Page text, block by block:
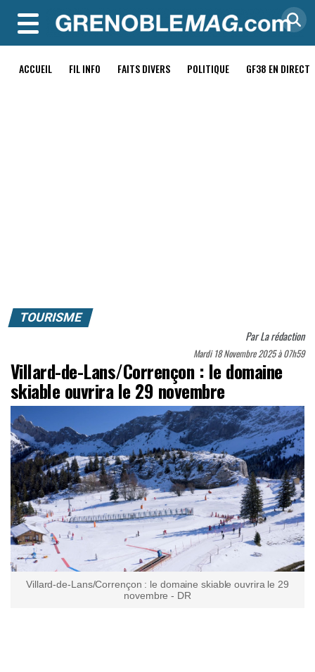
MENU
ACCUEIL FIL INFO FAITS DIVERS POLITIQUE GF38 EN DIRECT
TOURISME
ParLa rédaction
Mardi 18 Novembre 2025 à 07h59
Villard-de-Lans/Corrençon : le domaine
skiable ouvrira le 29 novembre
Villard-de-Lans/Corrençon : le domaine skiable ouvrira le 29
novembre - DR